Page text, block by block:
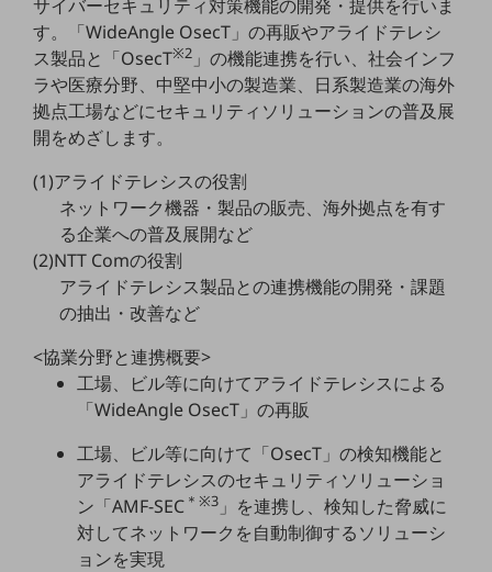
セキュリティ対策
遠隔監視
顧客体験（CX）改善
人材不足解消
業種・業態で探す
業種・業態で探すTOP
医療・介護
製造・建設業
サイバーセキュリティ対策機能の開発・提供を行いま
す。「WideAngle OsecT」の再販やアライドテレシ
ス製品と「OsecT※2 」の機能連携を行い、社会インフ
ラや医療分野、中堅中小の製造業、日系製造業の海外
拠点工場などにセキュリティソリューションの普及展
開をめざします。
(1)アライドテレシスの役割
ネットワーク機器・製品の販売、海外拠点を有す
る企業への普及展開など
(2)NTT Comの役割
アライドテレシス製品との連携機能の開発・課題
の抽出・改善など
<協業分野と連携概要>
工場、ビル等に向けてアライドテレシスによる
「WideAngle OsecT」の再販
工場、ビル等に向けて「OsecT」の検知機能と
アライドテレシスのセキュリティソリューショ
ン「AMF-SEC ＊※3 」を連携し、検知した脅威に
対してネットワークを自動制御するソリューシ
ョンを実現